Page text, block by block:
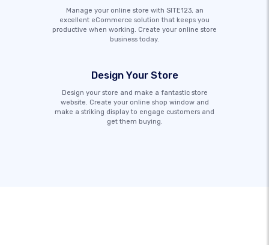
Manage your online store with SITE123, an
excellent eCommerce solution that keeps you
productive when working. Create your online store
business today.
Design Your Store
Design your store and make a fantastic store
website. Create your online shop window and
make a striking display to engage customers and
get them buying.